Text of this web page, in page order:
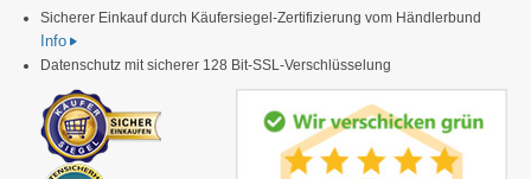
Sicherer Einkauf durch Käufersiegel-Zertifizierung vom Händlerbund
Info
Datenschutz mit sicherer 128 Bit-SSL-Verschlüsselung